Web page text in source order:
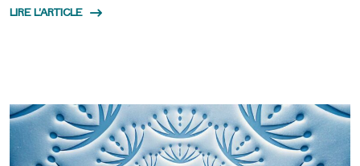
LIRE L'ARTICLE